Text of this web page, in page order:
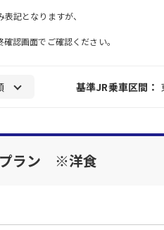
記となりますが、
認画面でご確認ください。
基準JR乗車区間：
プラン ※洋食